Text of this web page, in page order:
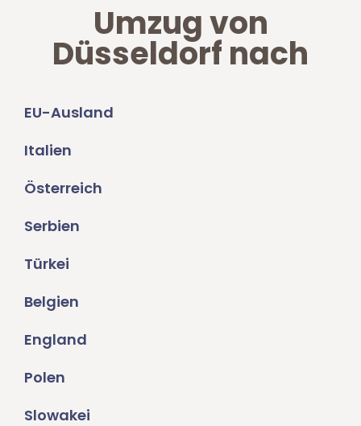
Umzug von
Düsseldorf nach
EU-Ausland
Italien
Österreich
Serbien
Türkei
Belgien
England
Polen
Slowakei